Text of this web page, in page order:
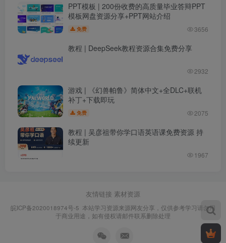
PPT模板 | 200份收费的高质量毕业答辩PPT
模板网盘资源分享+PPT网站介绍
免费 3656
教程 | DeepSeek教程资源合集免费分享
2932
游戏 | 《幻兽帕鲁》简体中文+全DLC+联机
补丁+下载即玩
免费 2075
教程 | 吴彦祖带你学口语英语课免费资源 持
续更新
1967
友情链接 素材资源
皖ICP备2020018974号-5 本站学习资源来源网友分享，仅供参考学习请勿用
于商业用途，如有侵权请邮件联系删除处理